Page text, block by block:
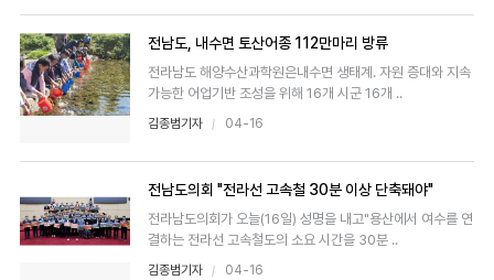
전남도, 내수면 토산어종 112만마리 방류
전라남도 해양수산과학원은내수면 생태계. 자원 증대와 지속
가능한 어업기반 조성을 위해 16개 시군 16개 ..
김종범기자 04-16
전남도의회 "전라선 고속철 30분 이상 단축돼야"
전라남도의회가 오늘(16일) 성명을 내고"용산에서 여수를 연
결하는 전라선 고속철도의 소요 시간을 30분 ..
김종범기자 04-16